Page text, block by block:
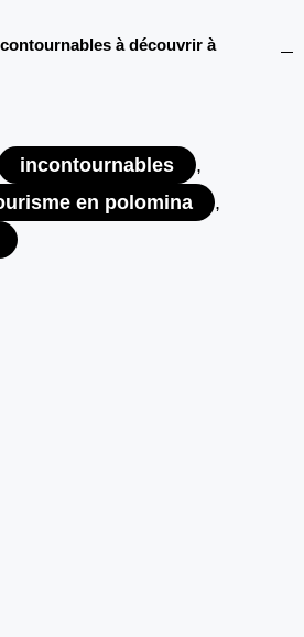
à découvrir à
incontournables
,
en polomina
,